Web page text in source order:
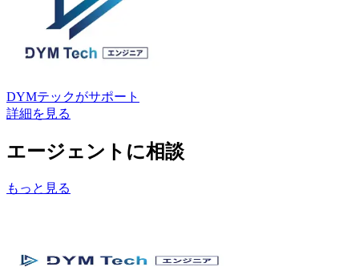
DYMテックがサポート
詳細を見る
エージェントに相談
もっと見る